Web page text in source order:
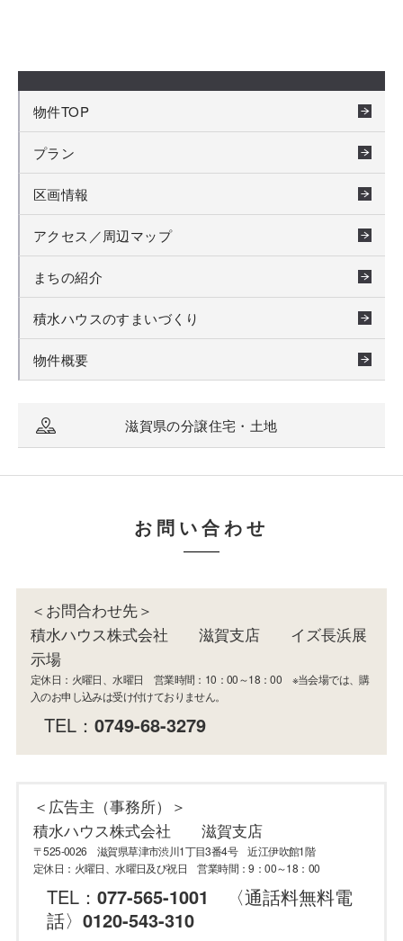
物件TOP
プラン
区画情報
アクセス／周辺マップ
まちの紹介
積水ハウスのすまいづくり
物件概要
滋賀県の分譲住宅・土地
お問い合わせ
＜お問合わせ先＞
積水ハウス株式会社 滋賀支店 イズ長浜展
示場
定休日：火曜日、水曜日 営業時間：10：00～18：00 ※当会場では、購
入のお申し込みは受け付けておりません。
TEL：0749-68-3279
＜広告主（事務所）＞
積水ハウス株式会社 滋賀支店
〒525-0026 滋賀県草津市渋川1丁目3番4号 近江伊吹館1階
定休日：火曜日、水曜日及び祝日 営業時間：9：00～18：00
TEL： 077-565-1001 〈通話料無料電
話〉 0120-543-310